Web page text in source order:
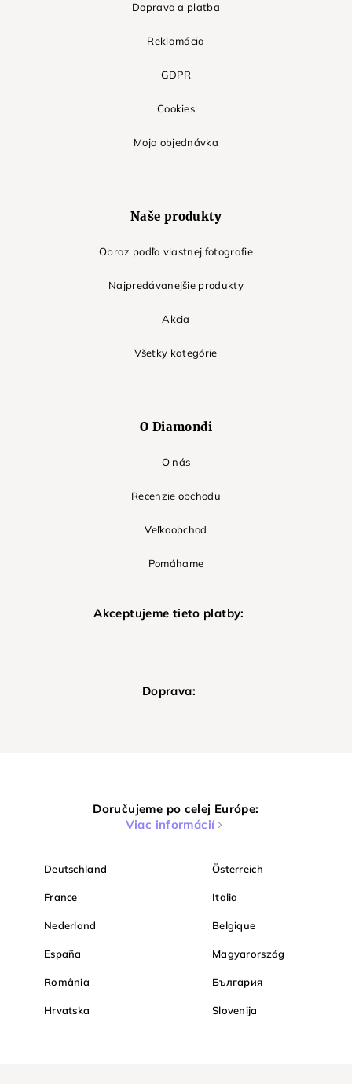
Doprava a platba
Reklamácia
GDPR
Cookies
Moja objednávka
Naše produkty
Obraz podľa vlastnej fotografie
Najpredávanejšie produkty
Akcia
Všetky kategórie
O Diamondi
O nás
Recenzie obchodu
Veľkoobchod
Pomáhame
Akceptujeme tieto platby:
Doprava:
Doručujeme po celej Európe:
Viac informácií
Deutschland Österreich
France Italia
Nederland Belgique
España Magyarország
România България
Hrvatska Slovenija